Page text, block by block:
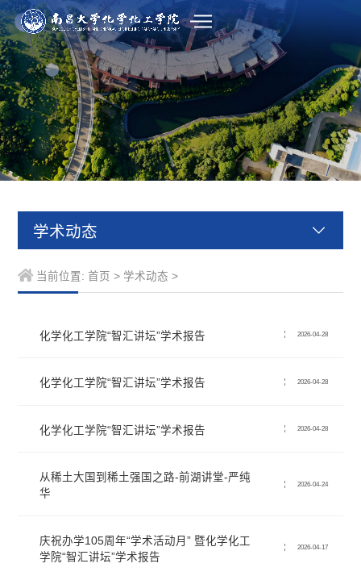
学术动态
当前位置: 首页 > 学术动态 >
化学化工学院“智汇讲坛”学术报告 2026-04-28
化学化工学院“智汇讲坛”学术报告 2026-04-28
化学化工学院“智汇讲坛”学术报告 2026-04-28
从稀土大国到稀土强国之路-前湖讲堂-严纯
华
2026-04-24
庆祝办学105周年“学术活动月” 暨化学化工
学院“智汇讲坛”学术报告
2026-04-17